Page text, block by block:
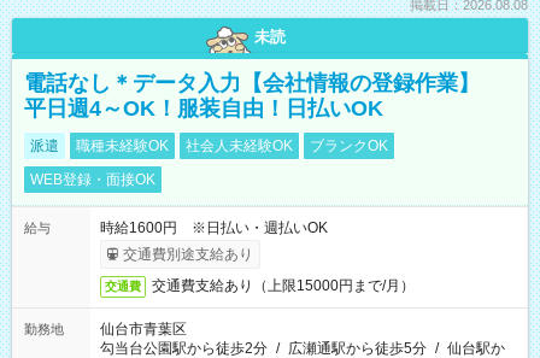
掲載日：2026.08.08
未読
電話なし＊データ入力【会社情報の登録作業】
平日週4～OK！服装自由！日払いOK
派遣 職種未経験OK 社会人未経験OK
ブランクOK
WEB登録・面接OK
給与
時給1600円 ※日払い・週払いOK
交通費別途支給あり
交通費 交通費支給あり（上限15000円まで/月）
勤務地
仙台市青葉区
勾当台公園駅から徒歩2分 / 広瀬通駅から徒歩5分 / 仙台駅か